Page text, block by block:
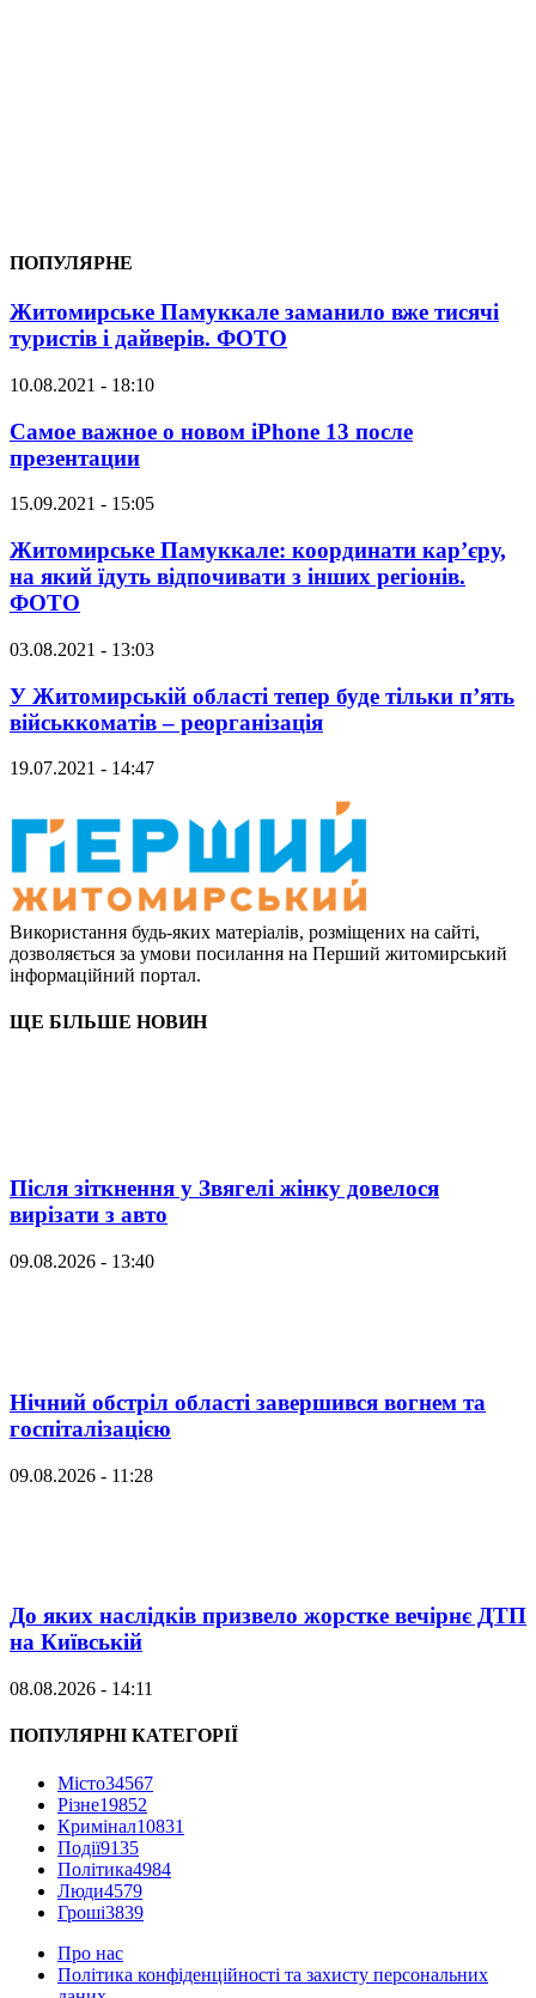
ПОПУЛЯРНЕ
Житомирське Памуккале заманило вже тисячі
туристів і дайверів. ФОТО
10.08.2021 - 18:10
Самое важное о новом iPhone 13 после
презентации
15.09.2021 - 15:05
Житомирське Памуккале: координати кар’єру,
на який їдуть відпочивати з інших регіонів.
ФОТО
03.08.2021 - 13:03
У Житомирській області тепер буде тільки п’ять
військкоматів – реорганізація
19.07.2021 - 14:47
Використання будь-яких матеріалів, розміщених на сайті,
дозволяється за умови посилання на Перший житомирський
інформаційний портал.
ЩЕ БІЛЬШЕ НОВИН
Після зіткнення у Звягелі жінку довелося
вирізати з авто
09.08.2026 - 13:40
Нічний обстріл області завершився вогнем та
госпіталізацією
09.08.2026 - 11:28
До яких наслідків призвело жорстке вечірнє ДТП
на Київській
08.08.2026 - 14:11
ПОПУЛЯРНІ КАТЕГОРІЇ
Місто34567
Різне19852
Кримінал10831
Події9135
Політика4984
Люди4579
Гроші3839
Про нас
Політика конфіденційності та захисту персональних